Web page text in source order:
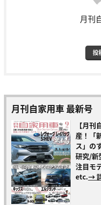
月刊
投
月刊自家用車 最新号
【月
産！「
ス」の
研究/新
注目モ
etc.→